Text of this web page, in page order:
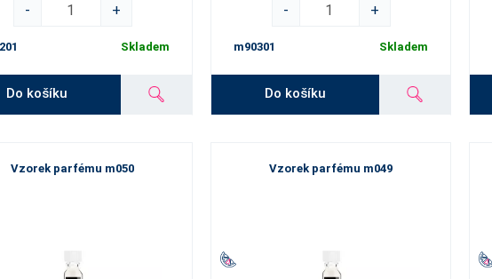
-
+
Skladem
Do košíku
-
+
m90301 Skladem
Do košíku
Vzorek parfému m050 Vzorek parfému m049